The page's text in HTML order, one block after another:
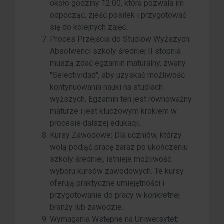
około godziny 12:00, która pozwala im
odpocząć, zjeść posiłek i przygotować
się do kolejnych zajęć.
Proces Przejścia do Studiów Wyższych:
Absolwenci szkoły średniej II stopnia
muszą zdać egzamin maturalny, zwany
"Selectividad", aby uzyskać możliwość
kontynuowania nauki na studiach
wyższych. Egzamin ten jest równoważny
maturze i jest kluczowym krokiem w
procesie dalszej edukacji.
Kursy Zawodowe: Dla uczniów, którzy
wolą podjąć pracę zaraz po ukończeniu
szkoły średniej, istnieje możliwość
wyboru kursów zawodowych. Te kursy
oferują praktyczne umiejętności i
przygotowanie do pracy w konkretnej
branży lub zawodzie.
Wymagania Wstępne na Uniwersytet: